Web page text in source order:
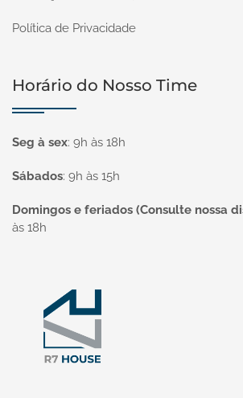
Política de Privacidade
Horário do Nosso Time
Seg à sex: 9h às 18h
Sábados: 9h às 15h
Domingos e feriados (Consulte nossa
às 18h